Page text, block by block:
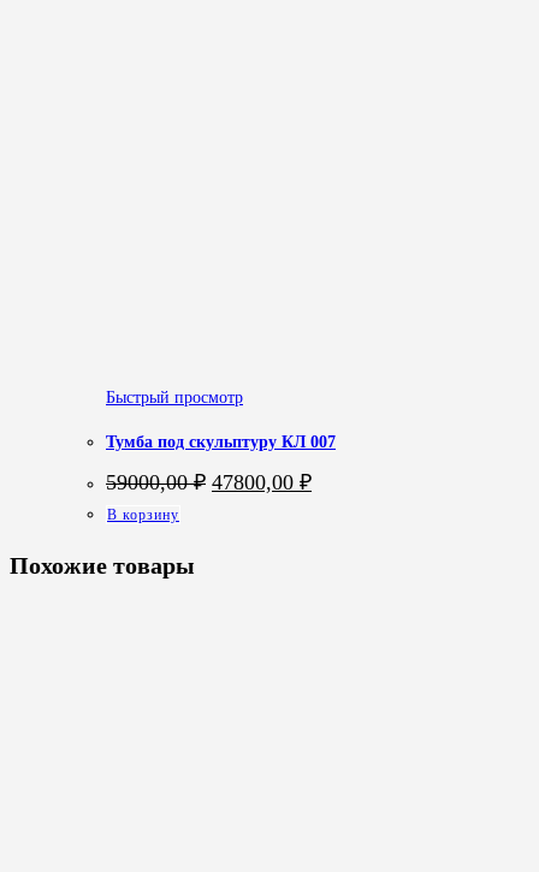
Быстрый просмотр
Тумба под скульптуру КЛ 007
59000,00₽ Первоначальная
цена
47800,00 ₽Текущая
цена:
В корзину
Похожие товары